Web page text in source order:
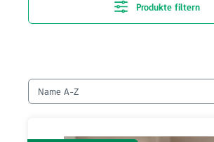
Produkte filtern